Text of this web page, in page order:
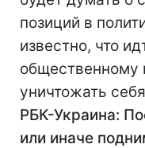
позиций в
известно, что
общественному
уничтожать
РБК-Украина:
или иначе